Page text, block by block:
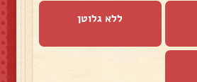
ללא גלוטן